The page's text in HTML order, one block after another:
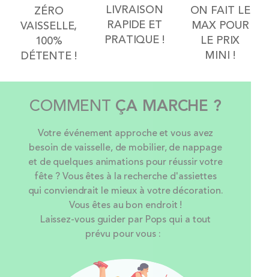
ZÉRO
VAISSELLE,
100%
DÉTENTE !
LIVRAISON
RAPIDE ET
PRATIQUE !
ON FAIT LE
MAX POUR
LE PRIX
MINI !
COMMENT ÇA MARCHE ?
Votre événement approche et vous avez
besoin de vaisselle, de mobilier, de nappage
et de quelques animations pour réussir votre
fête ? Vous êtes à la recherche d'assiettes
qui conviendrait le mieux à votre décoration.
Vous êtes au bon endroit !
Laissez-vous guider par Pops qui a tout
prévu pour vous :